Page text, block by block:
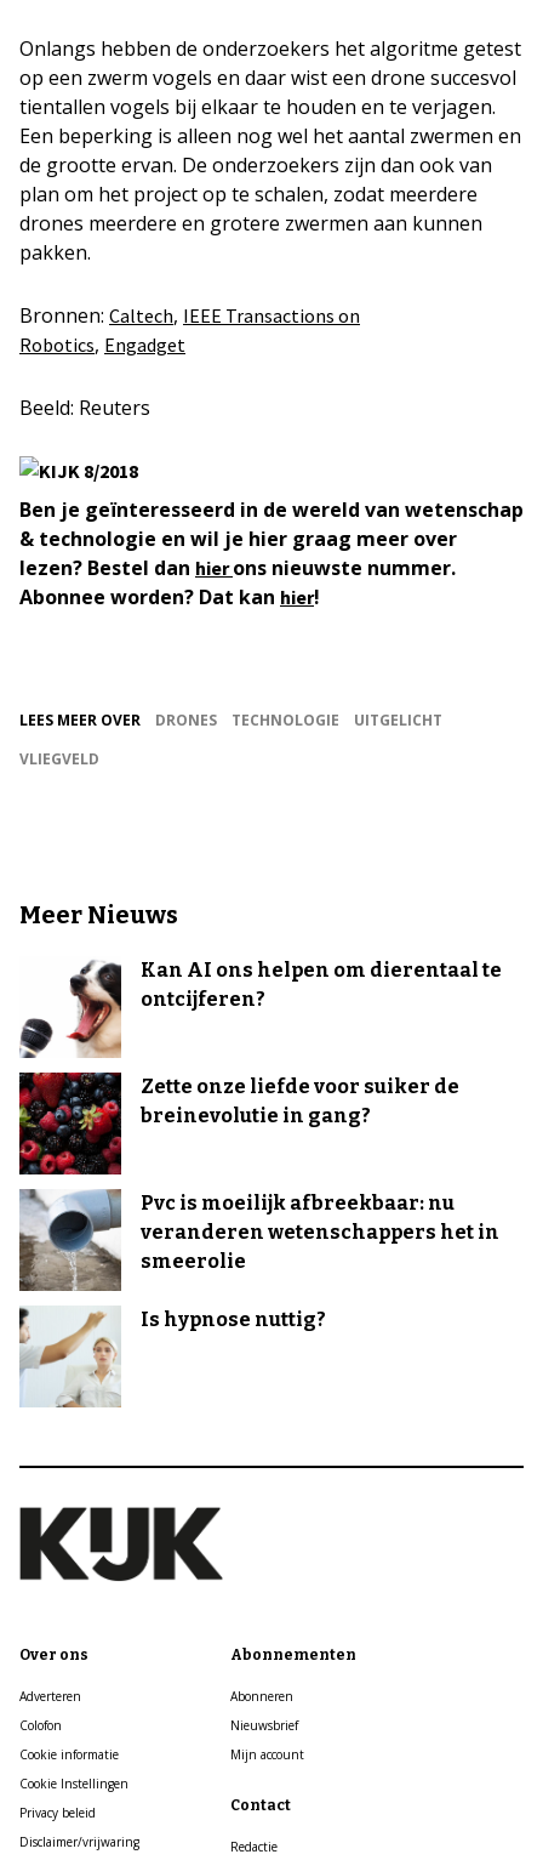
Onlangs hebben de onderzoekers het algoritme getest
op een zwerm vogels en daar wist een drone succesvol
tientallen vogels bij elkaar te houden en te verjagen.
Een beperking is alleen nog wel het aantal zwermen en
de grootte ervan. De onderzoekers zijn dan ook van
plan om het project op te schalen, zodat meerdere
drones meerdere en grotere zwermen aan kunnen
pakken.
Bronnen: Caltech, IEEE Transactions on
Robotics, Engadget
Beeld: Reuters
Ben je geïnteresseerd in de wereld van wetenschap
& technologie en wil je hier graag meer over
lezen? Bestel dan hierons nieuwste nummer.
Abonnee worden? Dat kan hier!
LEES MEER OVER DRONES TECHNOLOGIE
UITGELICHT
VLIEGVELD
Meer Nieuws
Kan AI ons helpen om dierentaal te
ontcijferen?
Zette onze liefde voor suiker de
breinevolutie in gang?
Pvc is moeilijk afbreekbaar: nu
veranderen wetenschappers het in
smeerolie
Is hypnose nuttig?
Over ons
Adverteren
Colofon
Cookie informatie
Cookie Instellingen
Privacy beleid
Disclaimer/vrijwaring
Abonnementen
Abonneren
Nieuwsbrief
Mijn account
Contact
Redactie